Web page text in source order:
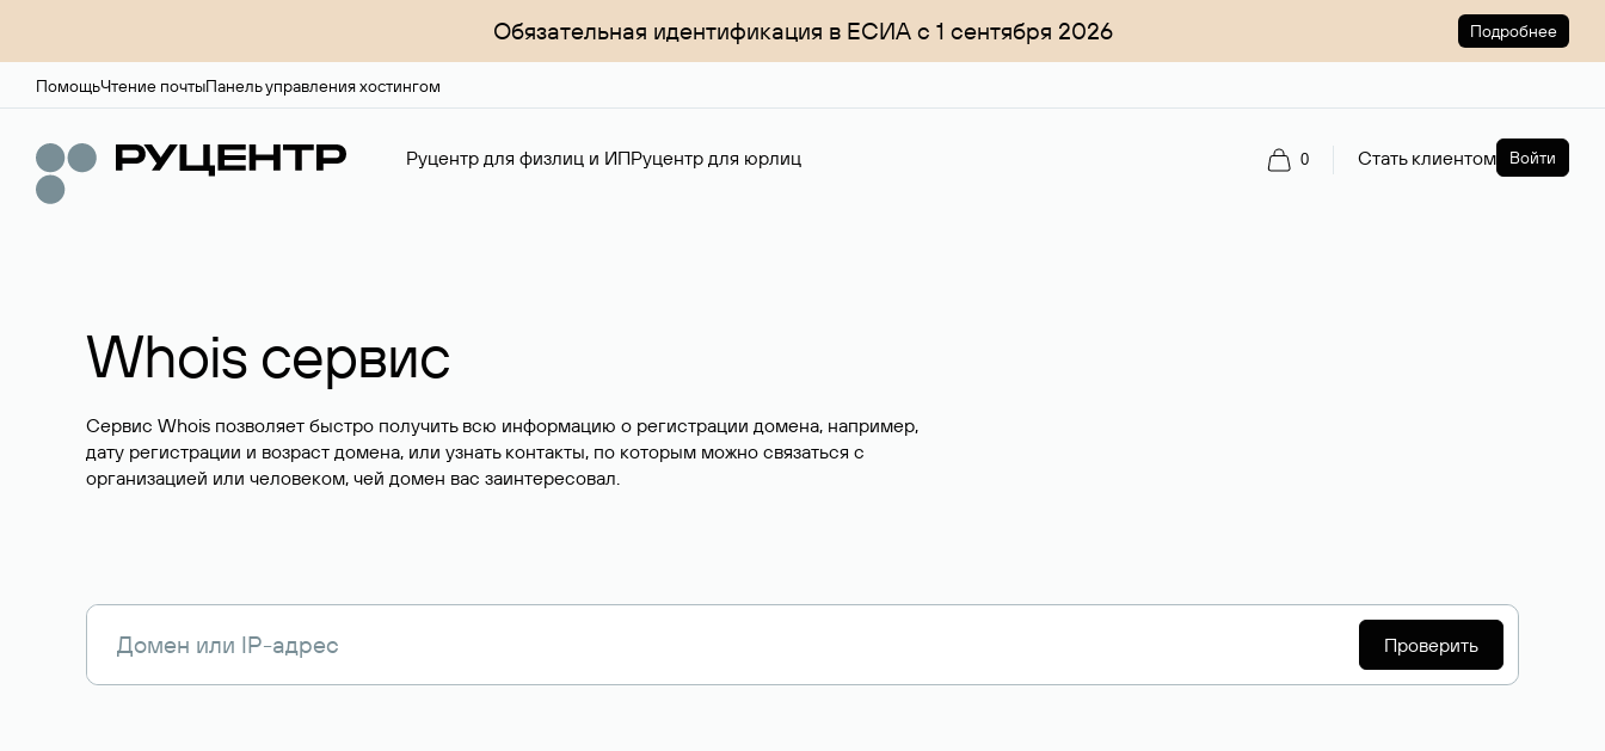
Обязательная идентификация в ЕСИА с 1 сентября 2026 Подробнее
ПомощьЧтение почтыПанель управления хостингом
Руцентр для физлиц и ИПРуцентр для юрлиц 0 Стать клиентом Войти
Whois сервис
Сервис Whois позволяет быстро получить всю информацию о регистрации домена, например,
дату регистрации и возраст домена, или узнать контакты, по которым можно связаться с
организацией или человеком, чей домен вас заинтересовал.
Проверить